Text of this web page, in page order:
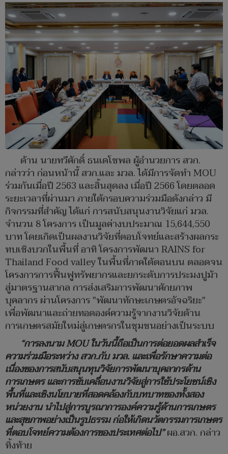
ด้าน นายทวีศักดิ์ ธนเดโชพล ผู้อำนวยการ สวก.
กล่าวว่า ก่อนหน้านี้ สวก.และ มวล. ได้มีการจัดทำ MOU
ร่วมกันเมื่อปี 2563 และสิ้นสุดลง เมื่อปี 2566 โดยตลอด
ระยะเวลาที่ผ่านมา ภายใต้กรอบความร่วมมือดังกล่าว มี
กิจกรรมที่สำคัญ ได้แก่ การสนับสนุนงานวิจัยแก่ มวล.
จำนวน 8 โครงการ เป็นมูลค่างบประมาณ 15,644,550
บาท โดยเกิดเป็นผลงานวิจัยที่ตอบโจทย์และสร้างผลกระ
ทบเชิงบวกในพื้นที่ อาทิ โครงการพัฒนา RAINS for
Thailand Food valley ในพื้นที่ภาคใต้ตอนบน ตลอดจน
โครงการการฟื้นฟูทรัพยากรและยกระดับการประมงปูม้า
สู่มาตรฐานสากล การส่งเสริมการพัฒนาศักยภาพ
บุคลากร ผ่านโครงการ "พัฒนาทักษะเกษตรอัจฉริยะ"
เพื่อพัฒนาและถ่ายทอดองค์ความรู้จากงานวิจัยด้าน
การเกษตรสมัยใหม่สู่เกษตรกรในชุมชนอย่างเป็นระบบ
“การลงนาม MOU ในวันนี้ถือเป็นการต่อยอดผลสำเร็จ
ความร่วมมือระหว่าง สวก.กับ มวล. และเพื่อรักษาความต่อ
เนื่องของการสนับสนุนทุนวิจัยการพัฒนาบุคลากรด้าน
การเกษตร และการขับเคลื่อนงานวิจัยสู่การใช้ประโยชน์เชิง
พื้นที่และเชิงนโยบายที่สอดคล้องกับบทบาทของทั้งสอง
หน่วยงาน นำไปสู่การบูรณาการองค์ความรู้ด้านการเกษตร
และสุขภาพอย่างเป็นรูปธรรม ก่อให้เกิดนวัตกรรมการเกษตร
ที่ตอบโจทย์ความต้องการของประเทศต่อไป”ผอ.สวก. กล่าว
ทิ้งท้าย